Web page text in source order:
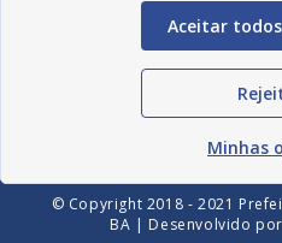
© Copyright 2018 - 2021
BA | Desenvolvido por
Aceitar
Minhas